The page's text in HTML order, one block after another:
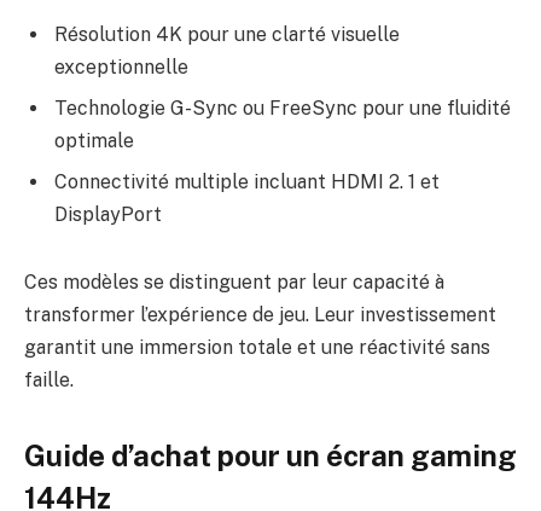
Résolution 4K pour une clarté visuelle
exceptionnelle
Technologie G-Sync ou FreeSync pour une fluidité
optimale
Connectivité multiple incluant HDMI 2. 1 et
DisplayPort
Ces modèles se distinguent par leur capacité à
transformer l’expérience de jeu. Leur investissement
garantit une immersion totale et une réactivité sans
faille.
Guide d’achat pour un écran gaming
144Hz